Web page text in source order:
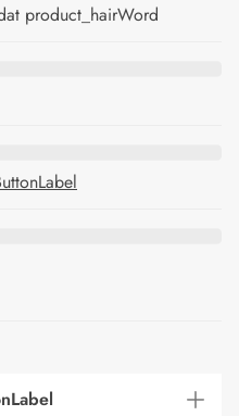
product_hairWord